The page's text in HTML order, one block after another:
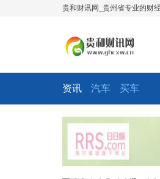
贵和财讯网_贵州省专业的财
资讯 汽车 买车